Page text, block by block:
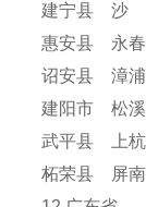
建宁县 沙
惠安县 永
诏安县 漳
建阳市 松
武平县 上
柘荣县 屏